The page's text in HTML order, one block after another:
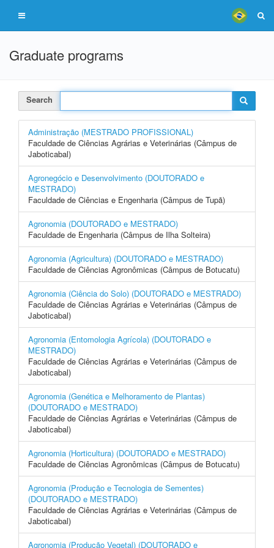
Graduate programs
Search
Administração (MESTRADO PROFISSIONAL)
Faculdade de Ciências Agrárias e Veterinárias (Câmpus de
Jaboticabal)
Agronegócio e Desenvolvimento (DOUTORADO e
MESTRADO)
Faculdade de Ciências e Engenharia (Câmpus de Tupã)
Agronomia (DOUTORADO e MESTRADO)
Faculdade de Engenharia (Câmpus de Ilha Solteira)
Agronomia (Agricultura) (DOUTORADO e MESTRADO)
Faculdade de Ciências Agronômicas (Câmpus de Botucatu)
Agronomia (Ciência do Solo) (DOUTORADO e MESTRADO)
Faculdade de Ciências Agrárias e Veterinárias (Câmpus de
Jaboticabal)
Agronomia (Entomologia Agrícola) (DOUTORADO e
MESTRADO)
Faculdade de Ciências Agrárias e Veterinárias (Câmpus de
Jaboticabal)
Agronomia (Genética e Melhoramento de Plantas)
(DOUTORADO e MESTRADO)
Faculdade de Ciências Agrárias e Veterinárias (Câmpus de
Jaboticabal)
Agronomia (Horticultura) (DOUTORADO e MESTRADO)
Faculdade de Ciências Agronômicas (Câmpus de Botucatu)
Agronomia (Produção e Tecnologia de Sementes)
(DOUTORADO e MESTRADO)
Faculdade de Ciências Agrárias e Veterinárias (Câmpus de
Jaboticabal)
Agronomia (Produção Vegetal) (DOUTORADO e